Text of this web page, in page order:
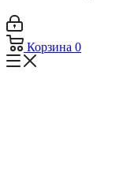
Корзина 0